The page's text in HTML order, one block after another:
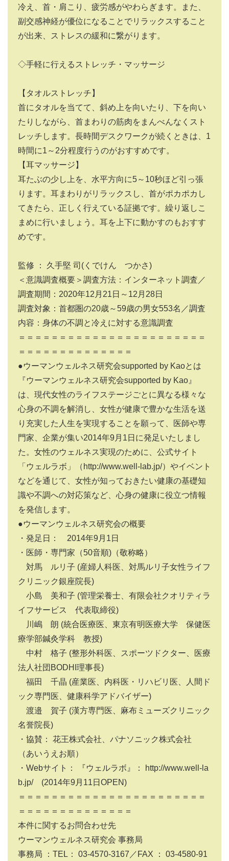
冷え、首・肩こり、疲労感がやわらぎます。また、
副交感神経が優位になることでリラックスすること
が出来、ストレスの緩和に繋がります。
◇手軽に行えるストレッチ・マッサージ
【タオルストレッチ】
首にタオルを当てて、斜め上を向いたり、下を向い
たりしながら、首まわりの筋肉をまんべんなくスト
レッチします。長時間デスクワークが続くときは、1
時間に1～2分程度行うのがおすすめです。
【耳マッサージ】
耳たぶの少し上を、水平方向に5～10秒ほど引っ張
ります。耳まわりがリラックスし、首がポカポカし
てきたら、正しく行えている証拠です。繰り返しこ
まめに行いましょう。耳を上下に動かすのもおすす
めです。
監修 ： 久手堅 司(くでけん つかさ)
＜意識調査概要＞調査方法：インターネット調査／
調査期間：2020年12月21日～12月28日
調査対象：首都圏の20歳～59歳の男女553名／調査
内容：身体の不調と冷えに対する意識調査
＝＝＝＝＝＝＝＝＝＝＝＝＝＝＝＝＝＝＝＝＝＝＝
＝＝＝＝＝＝＝＝＝＝＝＝＝＝
●ウーマンウェルネス研究会supported by Kaoとは
『ウーマンウェルネス研究会supported by Kao』
は、現代女性のライフステージごとに異なる様々な
心身の不調を解消し、女性が健康で豊かな生活を送
り充実した人生を実現することを願って、医師や専
門家、企業が集い2014年9月1日に発足いたしまし
た。女性のウェルネス実現のために、公式サイト
「ウェルラボ」（http://www.well-lab.jp/）やイベント
などを通じて、女性が知っておきたい健康の基礎知
識や不調への対応策など、心身の健康に役立つ情報
を発信します。
●ウーマンウェルネス研究会の概要
・発足日： 2014年9月1日
・医師・専門家（50音順)（敬称略）
対馬 ルリ子 (産婦人科医、対馬ルリ子女性ライフ
クリニック銀座院長)
小島 美和子 (管理栄養士、有限会社クオリティラ
イフサービス 代表取締役)
川嶋 朗 (統合医療医、東京有明医療大学 保健医
療学部鍼灸学科 教授)
中村 格子 (整形外科医、スポーツドクター、医療
法人社団BODHI理事長)
福田 千晶 (産業医、内科医・リハビリ医、人間ド
ック専門医、健康科学アドバイザー)
渡邉 賀子 (漢方専門医、麻布ミューズクリニック
名誉院長)
・協賛： 花王株式会社、パナソニック株式会社
（あいうえお順）
・Webサイト： 『ウェルラボ』： http://www.well-la
b.jp/ (2014年9月11日OPEN)
＝＝＝＝＝＝＝＝＝＝＝＝＝＝＝＝＝＝＝＝＝＝＝
＝＝＝＝＝＝＝＝＝＝＝＝＝＝
本件に関するお問合わせ先
ウーマンウェルネス研究会 事務局
事務局 ：TEL： 03-4570-3167／FAX ： 03-4580-91